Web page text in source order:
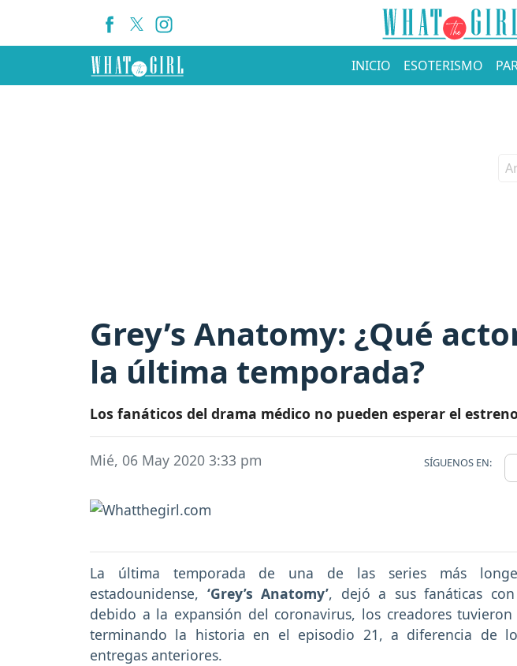
INICIO ESOTERISMO
Grey’s Anatomy: ¿Qué
la última temporada?
Los fanáticos del drama médico no pueden esperar el
Mié, 06 May 2020 3:33 pm SÍGUENOS EN:
La última temporada de una de las series más
estadounidense, ‘Grey’s Anatomy’, dejó a sus fanáticas
debido a la expansión del coronavirus, los creadores
terminando la historia en el episodio 21, a diferencia de
entregas anteriores.